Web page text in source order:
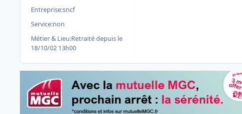
Entreprise:sncf
Service:non
Métier & Lieu:Retraité depuis le
18/10/02 13h00